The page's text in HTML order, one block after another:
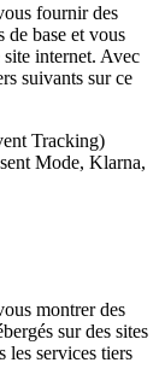
fournir des
de base et vous
internet. Avec
suivants sur ce
Tracking)
Mode, Klarna,
montrer des
sur des sites
les services tiers